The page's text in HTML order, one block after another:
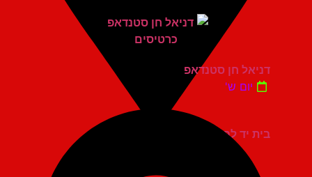
בית יד לבנים אשדוד
דניאל חן סטנדאפ
יום ש'